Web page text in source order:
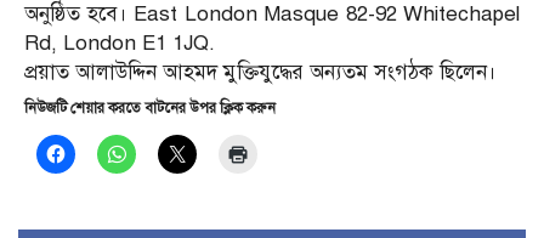
অনুষ্ঠিত হবে। East London Masque 82-92 Whitechapel
Rd, London E1 1JQ.
প্রয়াত আলাউদ্দিন আহমদ মুক্তিযুদ্ধের অন্যতম সংগঠক ছিলেন।
নিউজটি শেয়ার করতে বাটনের উপর ক্লিক করুন